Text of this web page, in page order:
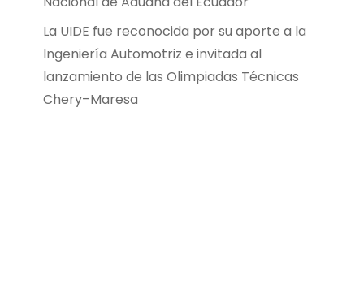
La UIDE fue reconocida por su aporte a la
Ingeniería Automotriz e invitada al
lanzamiento de las Olimpiadas Técnicas
Chery–Maresa